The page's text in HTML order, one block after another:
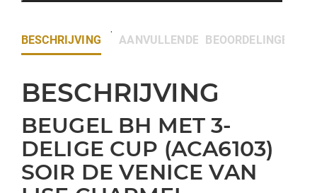
BESCHRIJVING AANVULLENDE INFORMATIE
BEOORDELINGEN (0)
BESCHRIJVING
BEUGEL BH MET 3-
DELIGE CUP (ACA6103)
SOIR DE VENICE VAN